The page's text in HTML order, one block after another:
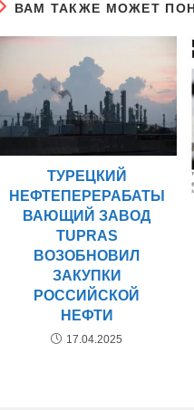
ВАМ ТАКЖЕ МОЖЕТ
ТУРЕЦКИЙ
НЕФТЕПЕРЕРАБАТЫ
ВАЮЩИЙ ЗАВОД
TUPRAS
ВОЗОБНОВИЛ
ЗАКУПКИ
РОССИЙСКОЙ
НЕФТИ
17.04.2025